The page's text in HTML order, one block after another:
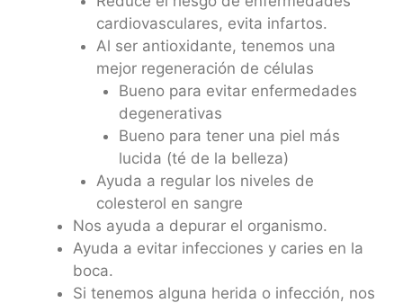
cardiovasculares, evita infartos.
Al ser antioxidante, tenemos una
mejor regeneración de células
Bueno para evitar enfermedades
degenerativas
Bueno para tener una piel más
lucida (té de la belleza)
Ayuda a regular los niveles de
colesterol en sangre
Nos ayuda a depurar el organismo.
Ayuda a evitar infecciones y caries en la
boca.
Si tenemos alguna herida o infección, nos